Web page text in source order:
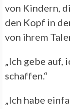
von Kindern,
den Kopf in
von ihrem
„Ich gebe auf,
schaffen.“
„Ich habe